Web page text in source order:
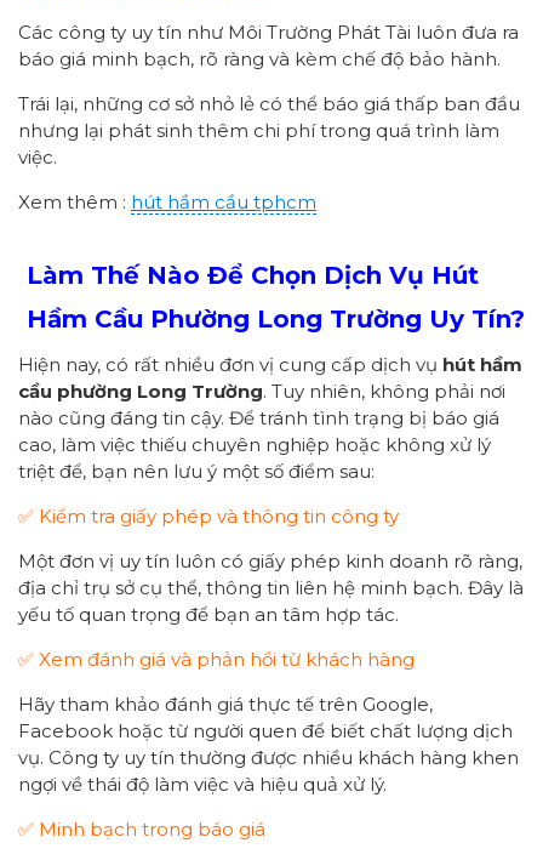
Các công ty uy tín như Môi Trường Phát Tài luôn đưa ra
báo giá minh bạch, rõ ràng và kèm chế độ bảo hành.
Trái lại, những cơ sở nhỏ lẻ có thể báo giá thấp ban đầu
nhưng lại phát sinh thêm chi phí trong quá trình làm
việc.
Xem thêm : hút hầm cầu tphcm
Làm Thế Nào Để Chọn Dịch Vụ Hút
Hầm Cầu Phường Long Trường Uy Tín?
Hiện nay, có rất nhiều đơn vị cung cấp dịch vụ hút hầm
cầu phường Long Trường. Tuy nhiên, không phải nơi
nào cũng đáng tin cậy. Để tránh tình trạng bị báo giá
cao, làm việc thiếu chuyên nghiệp hoặc không xử lý
triệt để, bạn nên lưu ý một số điểm sau:
✅ Kiểm tra giấy phép và thông tin công ty
Một đơn vị uy tín luôn có giấy phép kinh doanh rõ ràng,
địa chỉ trụ sở cụ thể, thông tin liên hệ minh bạch. Đây là
yếu tố quan trọng để bạn an tâm hợp tác.
✅ Xem đánh giá và phản hồi từ khách hàng
Hãy tham khảo đánh giá thực tế trên Google,
Facebook hoặc từ người quen để biết chất lượng dịch
vụ. Công ty uy tín thường được nhiều khách hàng khen
ngợi về thái độ làm việc và hiệu quả xử lý.
✅ Minh bạch trong báo giá